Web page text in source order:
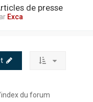
de presse
Exca
du forum